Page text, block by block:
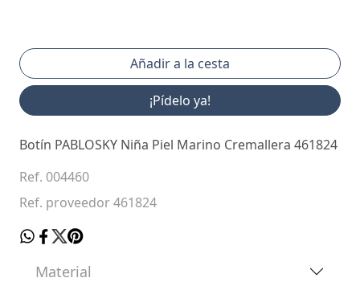
¡Pídelo ya!
Botín PABLOSKY Niña Piel Marino Cremallera 461824
Ref. 004460
Ref. proveedor 461824
Material